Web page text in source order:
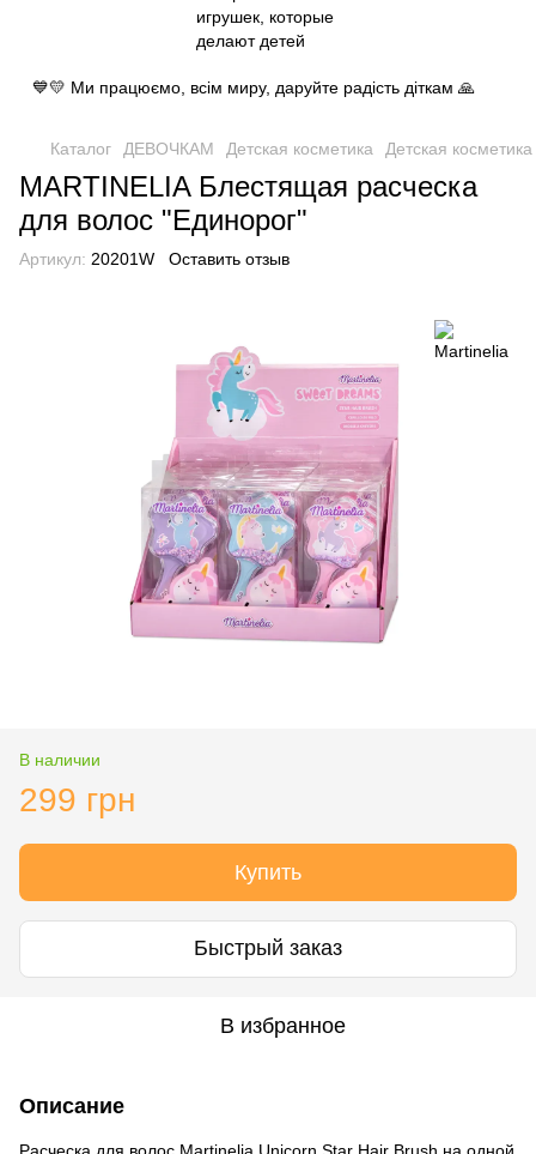
💙💛 Ми працюємо, всім миру, даруйте радість діткам 🙏
Каталог ДЕВОЧКАМ Детская косметика Детская
MARTINELIA Блестящая расческа
для волос "Единорог"
Артикул: 20201W Оставить отзыв
В наличии
299 грн
Купить
Быстрый заказ
В избранное
Описание
Расческа для волос Martinelia Unicorn Star Hair Brush на одной